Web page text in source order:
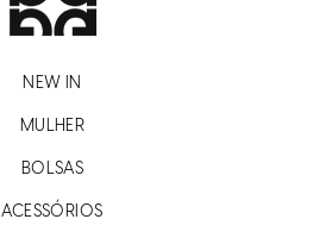
NEW IN
MULHER
BOLSAS
ACESSÓRIOS